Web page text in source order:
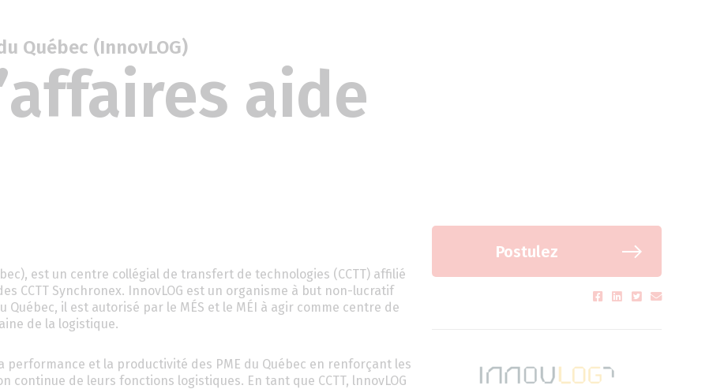
Québec (InnovLOG)
aide
est un centre collégial de transfert de technologies (CCTT) affilié
CCTT Synchronex. InnovLOG est un organisme à but non-lucratif
Québec, il est autorisé par le MÉS et le MÉI à agir comme centre de
de la logistique.
performance et la productivité des PME du Québec en renforçant les
continue de leurs fonctions logistiques. En tant que CCTT, lnnovLOG
Postulez